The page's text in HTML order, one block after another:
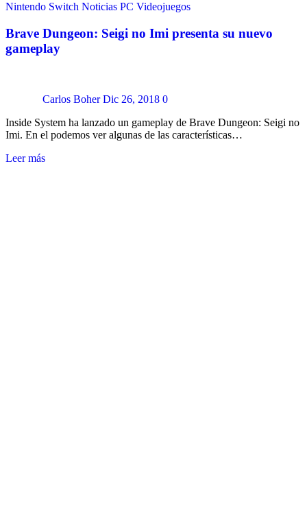
Nintendo Switch Noticias PC Videojuegos
Brave Dungeon: Seigi no Imi presenta su nuevo
gameplay
Carlos Boher Dic 26, 2018 0
Inside System ha lanzado un gameplay de Brave Dungeon: Seigi no
Imi. En el podemos ver algunas de las características…
Leer más